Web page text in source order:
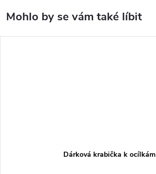
Dárková krabička k ocílkám